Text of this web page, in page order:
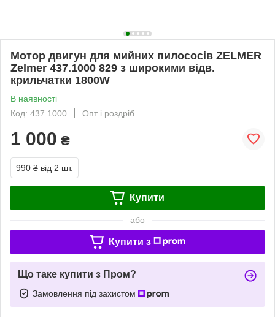
Мотор двигун для мийних пилососів ZELMER
Zelmer 437.1000 829 з широкими відв.
крильчатки 1800W
В наявності
Код: 437.1000
Опт і роздріб
1 000 ₴
990 ₴ від 2 шт.
Купити
або
Купити з
Що таке купити з Пром?
Замовлення під захистом